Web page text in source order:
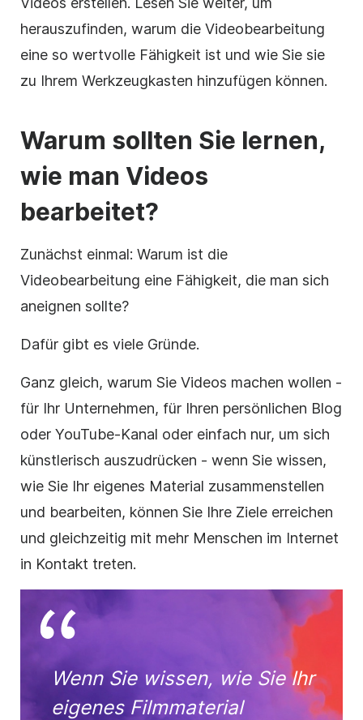
herauszufinden, warum die Videobearbeitung
eine so wertvolle Fähigkeit ist und wie Sie sie
zu Ihrem Werkzeugkasten hinzufügen können.
Warum sollten Sie lernen,
wie man Videos
bearbeitet?
Zunächst einmal: Warum ist die
Videobearbeitung eine Fähigkeit, die man sich
aneignen sollte?
Dafür gibt es viele Gründe.
Ganz gleich, warum Sie Videos machen wollen -
für Ihr Unternehmen, für Ihren persönlichen Blog
oder YouTube-Kanal oder einfach nur, um sich
künstlerisch auszudrücken - wenn Sie wissen,
wie Sie Ihr eigenes Material zusammenstellen
und bearbeiten, können Sie Ihre Ziele erreichen
und gleichzeitig mit mehr Menschen im Internet
in Kontakt treten.
Wenn Sie wissen, wie Sie Ihr
eigenes Filmmaterial